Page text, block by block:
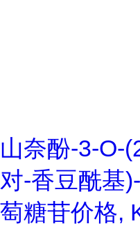
山奈酚-3-O-
对-香豆酰基
萄糖苷价格,